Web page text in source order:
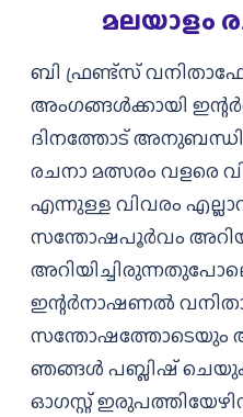
മലയാളം
ബി ഫ്രണ്ട്‌സ്
അംഗങ്ങൾക്കായി
ദിനത്തോട്
രചനാ മത്സരം വളരെ
എന്നുള്ള വിവരം
സന്തോഷപൂർവം
ഇന്റർനാഷണൽ
സന്തോഷത്തോടെയും
ഞങ്ങൾ പബ്ലിഷ്
ഓഗസ്റ്റ്